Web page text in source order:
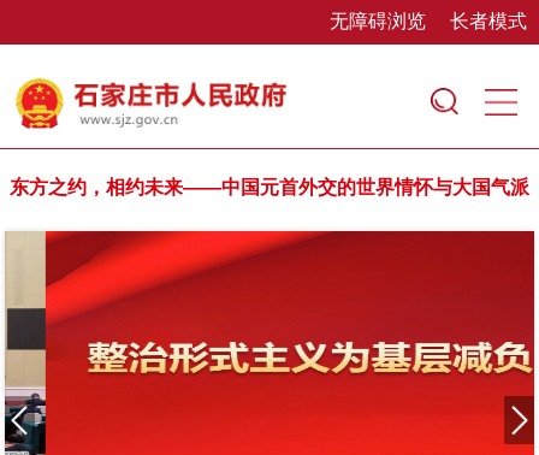
无障碍浏览 长者模式
东方之约，相约未来——中国元首外交的世界情怀与大国气派